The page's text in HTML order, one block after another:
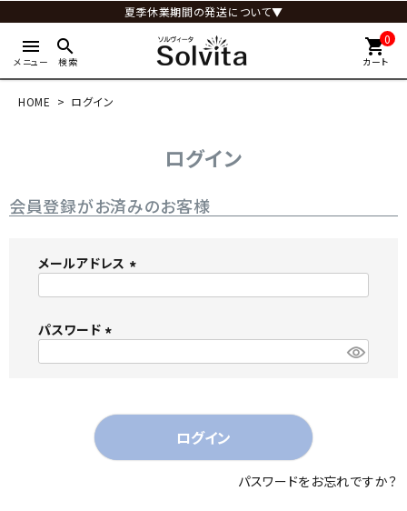
夏季休業期間の発送について▼
menu
メニュー
search
検索
0
shopping_cart
カート
HOME ログイン
ログイン
会員登録がお済みのお客様
メールアドレス
パスワード
)
ログイン
パスワードをお忘れですか？